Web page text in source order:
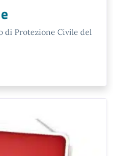
di Protezione Civile del